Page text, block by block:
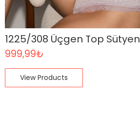
1225/308 Üçgen Top Sütyen
999,99₺
View Products